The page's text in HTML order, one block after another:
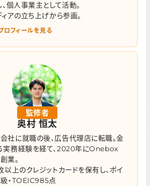
個人事業主として活動。
アの立ち上げから参画。
ロフィールを見る
監修者
奥村 恒太
社に就職の後、広告代理店に転職。金
実務経験を経て、2020年にOnebox
業。
以上のクレジットカードを保有し、ポイ
・TOEIC985点